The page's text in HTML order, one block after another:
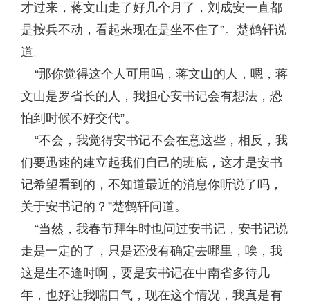
才过来，蒋文山走了好几个月了，刘成安一直都
是按兵不动，看起来现在是坐不住了”。楚鹤轩说
道。
“那你觉得这个人可用吗，蒋文山的人，嗯，蒋
文山是罗省长的人，我担心安书记会有想法，恐
怕到时候不好交代”。
“不会，我觉得安书记不会在意这些，相反，我
们要迅速的建立起我们自己的班底，这才是安书
记希望看到的，不知道最近的消息你听说了吗，
关于安书记的？”楚鹤轩问道。
“当然，我春节拜年时也问过安书记，安书记说
走是一定的了，只是还没有确定去哪里，唉，我
这是生不逢时啊，要是安书记在中南省多待几
年，也好让我喘口气，现在这个情况，我真是有